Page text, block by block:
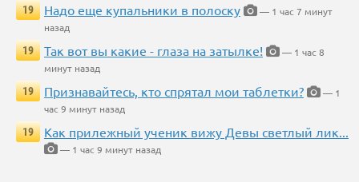
19
Надо еще купальники в полоску
— 1 час 7 минут
назад
19
Так вот вы какие - глаза на затылке!
— 1 час 8
минут назад
19
Признавайтесь, кто спрятал мои таблетки?
— 1
час 9 минут назад
19
Как прилежный ученик вижу Девы светлый лик...
— 1 час 9 минут назад